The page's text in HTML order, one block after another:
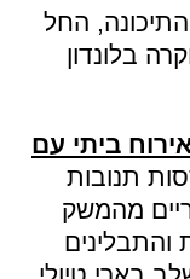
החל
בלונדון
ביתי עם
תנובות
מהמשק